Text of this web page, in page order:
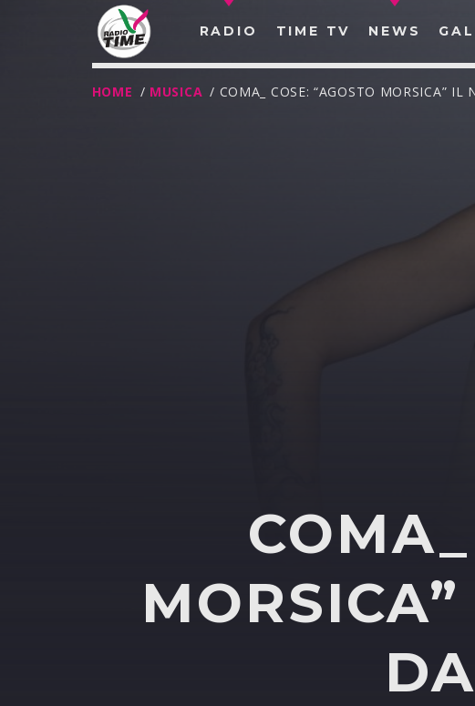
RADIO TIME TV NEWS
HOME / MUSICA / COMA_ COSE: “AGOSTO MORSICA”